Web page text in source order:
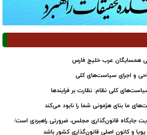
همسایگان عرب خلیج فارس
و اجرای سیاست‌های کلی
کلی نظام: نظارت بر فرایندها
ما بنای هژمونی شما را نابود می‌کند
جایگاه قانون‌گذاری مجلس، ضرورتی راهبردی است/
و کانون اصلی قانون‌گذاری کشور باشد